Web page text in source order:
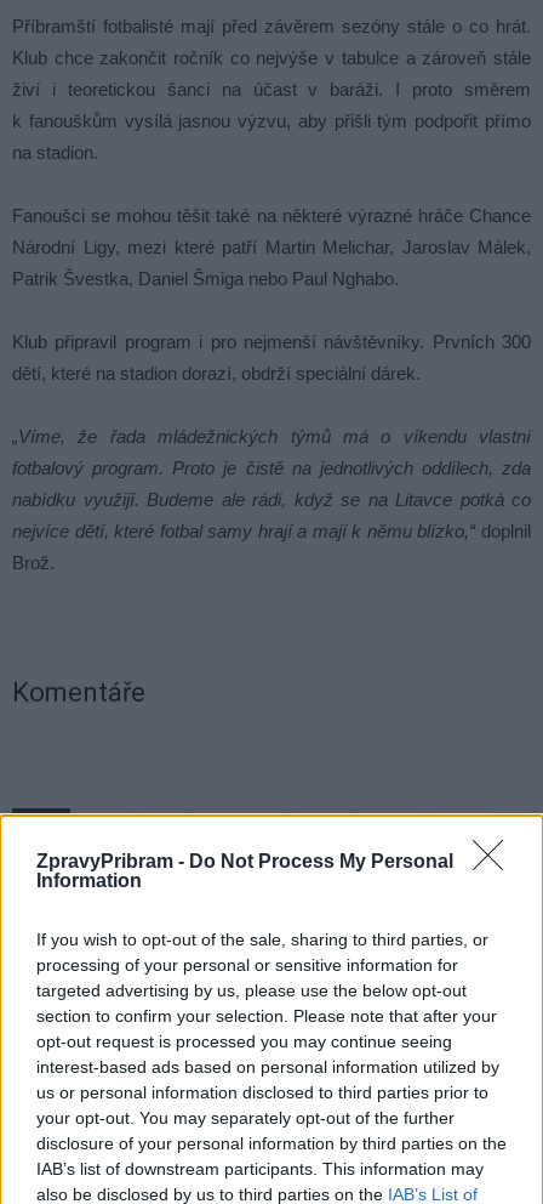
ZpravyPribram - Do Not Process My Personal
Information
If you wish to opt-out of the sale, sharing to third parties, or
processing of your personal or sensitive information for
targeted advertising by us, please use the below opt-out
section to confirm your selection. Please note that after your
opt-out request is processed you may continue seeing
interest-based ads based on personal information utilized by
us or personal information disclosed to third parties prior to
your opt-out. You may separately opt-out of the further
disclosure of your personal information by third parties on the
IAB’s list of downstream participants. This information may
also be disclosed by us to third parties on the IAB’s List of
Příbramští fotbalisté mají před závěrem sezóny stále o co hrát.
Klub chce zakončit ročník co nejvýše v tabulce a zároveň stále
živí i teoretickou šanci na účast v baráži. I proto směrem
k fanouškům vysílá jasnou výzvu, aby přišli tým podpořit přímo
na stadion.
Fanoušci se mohou těšit také na některé výrazné hráče Chance
Národní Ligy, mezi které patří Martin Melichar, Jaroslav Málek,
Patrik Švestka, Daniel Šmiga nebo Paul Nghabo.
Klub připravil program i pro nejmenší návštěvníky. Prvních 300
dětí, které na stadion dorazí, obdrží speciální dárek.
„Víme, že řada mládežnických týmů má o víkendu vlastní
fotbalový program. Proto je čistě na jednotlivých oddílech, zda
nabídku využijí. Budeme ale rádi, když se na Litavce potká co
nejvíce dětí, které fotbal samy hrají a mají k němu blízko,“ doplnil
Brož.
Komentáře
TAGY baráž děti FK Příbram fotbal sobota zápas
Předchozí článek
Podlesí odmítlo Kameny
zmizelých. Pietní místo proto
vzniklo na Vojně
Následující článek
Příbramské divadlo má získat
další milion od kraje. Peníze mají
pomoci s provozem i mzdami